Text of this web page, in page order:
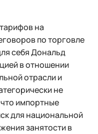
на
по торговле
себя Дональд
в отношении
отрасли и
не
импортные
для национальной
занятости в